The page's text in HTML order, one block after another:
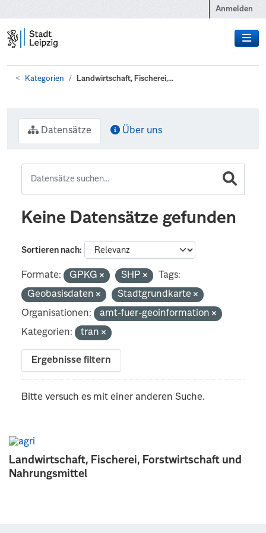
Anmelden
Kategorien Landwirtschaft, Fischerei,...
Landwirtschaft, Fischerei, Forstwirtschaft und
Nahrungsmittel
Datensätze Über uns
Keine Datensätze gefunden
Sortieren nach
Formate: GPKG SHP
Tags:
Geobasisdaten
Stadtgrundkarte
Organisationen:
amt-fuer-geoinformation
Kategorien:
tran
Ergebnisse filtern
Bitte versuch es mit einer anderen Suche.